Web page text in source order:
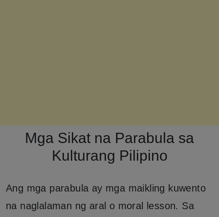
Mga Sikat na Parabula sa
Kulturang Pilipino
Ang mga parabula ay mga maikling kuwento
na naglalaman ng aral o moral lesson. Sa